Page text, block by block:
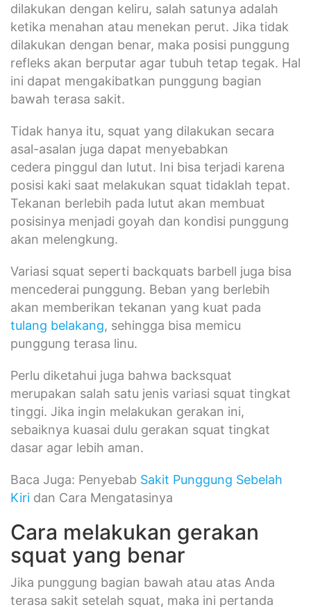
dilakukan dengan keliru, salah satunya adalah
ketika menahan atau menekan perut. Jika tidak
dilakukan dengan benar, maka posisi punggung
refleks akan berputar agar tubuh tetap tegak. Hal
ini dapat mengakibatkan punggung bagian
bawah terasa sakit.
Tidak hanya itu, squat yang dilakukan secara
asal-asalan juga dapat menyebabkan
cedera pinggul dan lutut. Ini bisa terjadi karena
posisi kaki saat melakukan squat tidaklah tepat.
Tekanan berlebih pada lutut akan membuat
posisinya menjadi goyah dan kondisi punggung
akan melengkung.
Variasi squat seperti backquats barbell juga bisa
mencederai punggung. Beban yang berlebih
akan memberikan tekanan yang kuat pada
tulang belakang, sehingga bisa memicu
punggung terasa linu.
Perlu diketahui juga bahwa backsquat
merupakan salah satu jenis variasi squat tingkat
tinggi. Jika ingin melakukan gerakan ini,
sebaiknya kuasai dulu gerakan squat tingkat
dasar agar lebih aman.
Baca Juga: Penyebab Sakit Punggung Sebelah
Kiri dan Cara Mengatasinya
Cara melakukan gerakan
squat yang benar
Jika punggung bagian bawah atau atas Anda
terasa sakit setelah squat, maka ini pertanda